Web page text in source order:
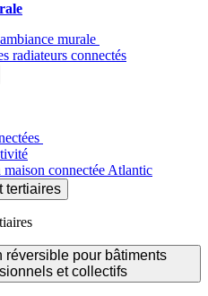
murale
radiateurs connectés
maison connectée Atlantic
tertiaires
réversible pour bâtiments
et collectifs